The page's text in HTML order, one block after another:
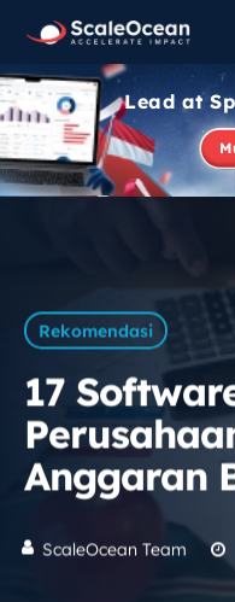
Lead at
Rekomendasi
17
Anggaran
ScaleOcean Team